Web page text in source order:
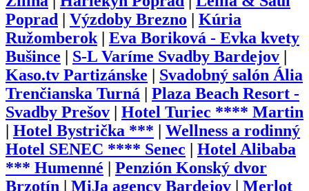
Poprad
Výzdoby Brezno
Kúria
Ružomberok| Eva Boriková - Evka kvety
Bušince
S-L Varíme Svadby Bardejov
Kaso.tv Partizánske
Svadobný salón Ália
Trenčianska Turná
Plaza Beach Resort -
Svadby Prešov
Hotel Turiec **** Martin
Hotel Bystrička ***
Wellness a rodinný
Hotel SENEC **** Senec
Hotel Alibaba
*** Humenné
Penzión Konský dvor
Brzotín
MiJa agency Bardejov
Merlot